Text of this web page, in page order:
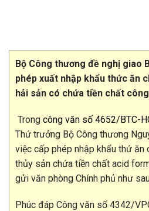
Bộ Công thương đề nghị giao
phép xuất nhập khẩu thức ăn
hải sản có chứa tiền chất
Trong công văn số 4652/BTC-
Thứ trưởng Bộ Công thương
việc cấp phép nhập khẩu thứ ăn
thủy sản chứa tiền chất acid
gửi văn phòng Chính phủ như
Phúc đáp Công văn số 4342/